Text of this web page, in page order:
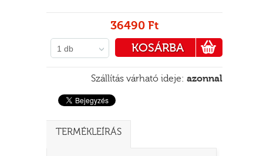
36490 Ft
1 db
KOSÁRBA
Szállítás várható ideje: azonnal
TERMÉKLEÍRÁS